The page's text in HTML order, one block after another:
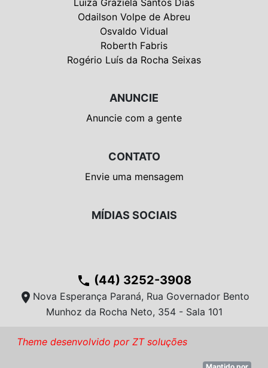
Odailson Volpe de Abreu
Osvaldo Vidual
Roberth Fabris
Rogério Luís da Rocha Seixas
ANUNCIE
Anuncie com a gente
CONTATO
Envie uma mensagem
MÍDIAS SOCIAIS
phone (44) 3252-3908
location_on Nova Esperança Paraná, Rua Governador Bento
Munhoz da Rocha Neto, 354 - Sala 101
Theme desenvolvido por ZT soluções